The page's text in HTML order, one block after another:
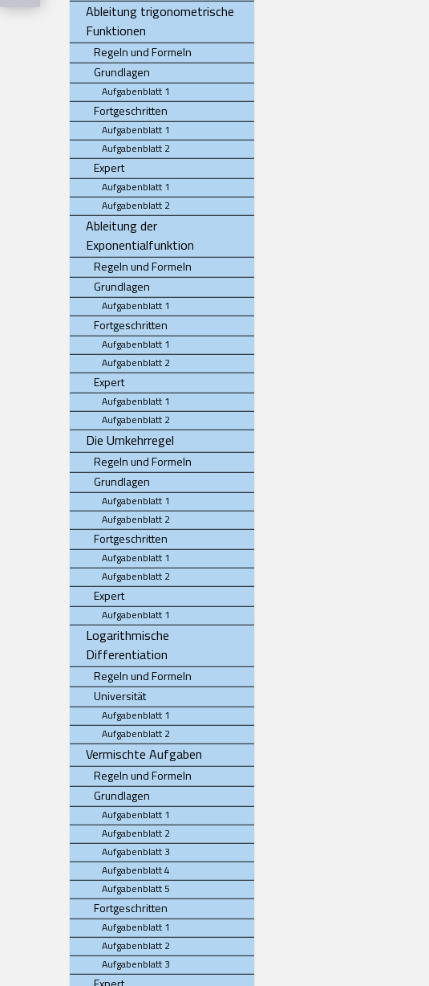
Ableitung trigonometrische
Funktionen
Regeln und Formeln
Grundlagen
Aufgabenblatt 1
Fortgeschritten
Aufgabenblatt 1
Aufgabenblatt 2
Expert
Aufgabenblatt 1
Aufgabenblatt 2
Ableitung der
Exponentialfunktion
Regeln und Formeln
Grundlagen
Aufgabenblatt 1
Fortgeschritten
Aufgabenblatt 1
Aufgabenblatt 2
Expert
Aufgabenblatt 1
Aufgabenblatt 2
Die Umkehrregel
Regeln und Formeln
Grundlagen
Aufgabenblatt 1
Aufgabenblatt 2
Fortgeschritten
Aufgabenblatt 1
Aufgabenblatt 2
Expert
Aufgabenblatt 1
Logarithmische
Differentiation
Regeln und Formeln
Universität
Aufgabenblatt 1
Aufgabenblatt 2
Vermischte Aufgaben
Regeln und Formeln
Grundlagen
Aufgabenblatt 1
Aufgabenblatt 2
Aufgabenblatt 3
Aufgabenblatt 4
Aufgabenblatt 5
Fortgeschritten
Aufgabenblatt 1
Aufgabenblatt 2
Aufgabenblatt 3